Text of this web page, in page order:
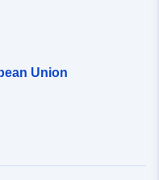
Union